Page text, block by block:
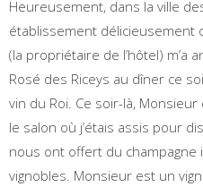
Heureusement, dans la ville
établissement délicieusement
(la propriétaire de l’hôtel) m’a
Rosé des Riceys au dîner ce
vin du Roi. Ce soir-là,
le salon où j’étais assis pour
nous ont offert du
vignobles. Monsieur est un